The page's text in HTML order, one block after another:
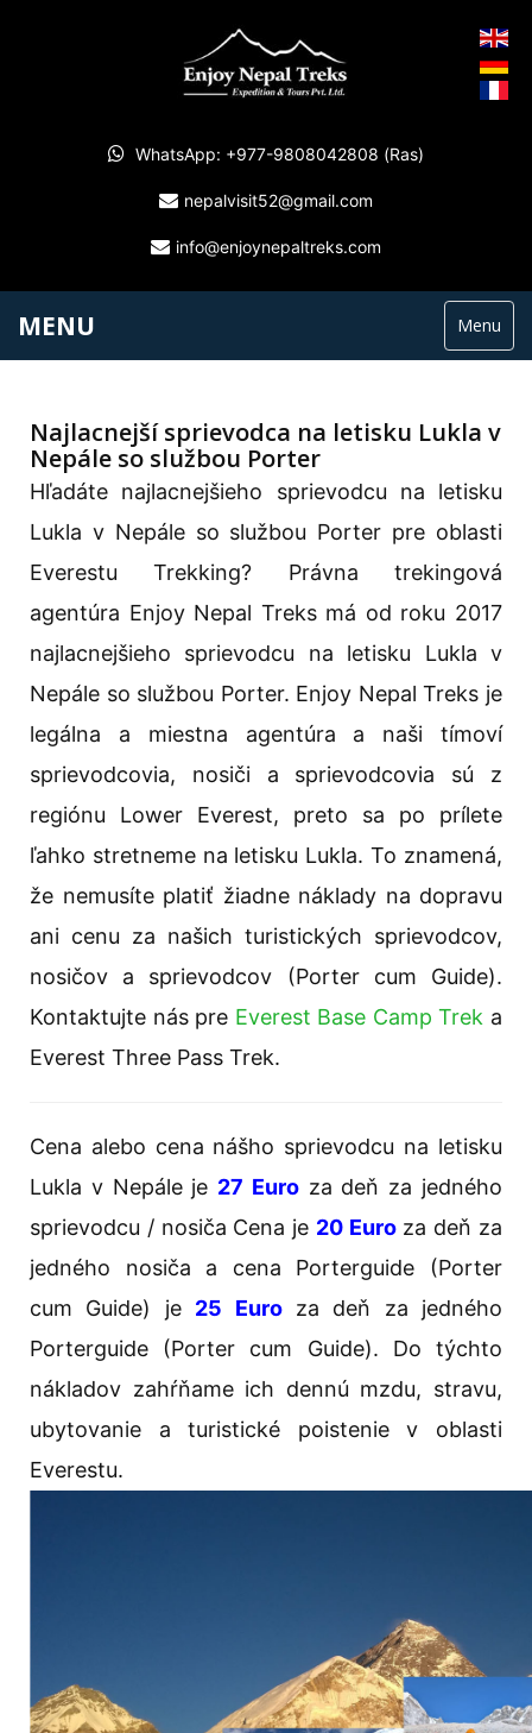
WhatsApp: +977-9808042808 (Ras)
nepalvisit52@gmail.com
info@enjoynepaltreks.com
MENU Menu
Najlacnejší sprievodca na letisku Lukla v
Nepále so službou Porter
Hľadáte najlacnejšieho sprievodcu na letisku
Lukla v Nepále so službou Porter pre oblasti
Everestu Trekking? Právna trekingová
agentúra Enjoy Nepal Treks má od roku 2017
najlacnejšieho sprievodcu na letisku Lukla v
Nepále so službou Porter. Enjoy Nepal Treks je
legálna a miestna agentúra a naši tímoví
sprievodcovia, nosiči a sprievodcovia sú z
regiónu Lower Everest, preto sa po prílete
ľahko stretneme na letisku Lukla. To znamená,
že nemusíte platiť žiadne náklady na dopravu
ani cenu za našich turistických sprievodcov,
nosičov a sprievodcov (Porter cum Guide).
Kontaktujte nás pre Everest Base Camp Trek a
Everest Three Pass Trek.
Cena alebo cena nášho sprievodcu na letisku
Lukla v Nepále je 27 Euro za deň za jedného
sprievodcu / nosiča Cena je 20 Euroza deň za
jedného nosiča a cena Porterguide (Porter
cum Guide) je 25 Euroza deň za jedného
Porterguide (Porter cum Guide). Do týchto
nákladov zahŕňame ich dennú mzdu, stravu,
ubytovanie a turistické poistenie v oblasti
Everestu.